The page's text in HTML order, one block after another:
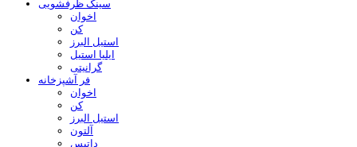
سینک ظرفشویی
اخوان
کن
استیل البرز
ایلیا استیل
گرانیتی
فر آشپزخانه
اخوان
کن
استیل البرز
آلتون
داتیس